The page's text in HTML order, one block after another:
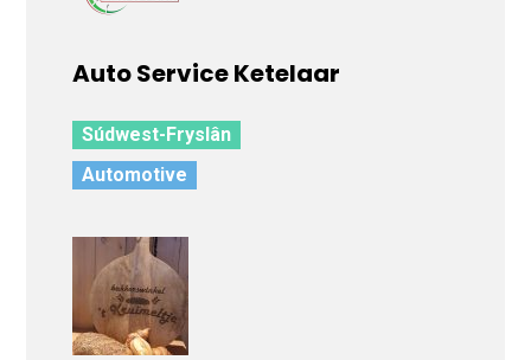
Auto Service Ketelaar
Súdwest-Fryslân
Automotive